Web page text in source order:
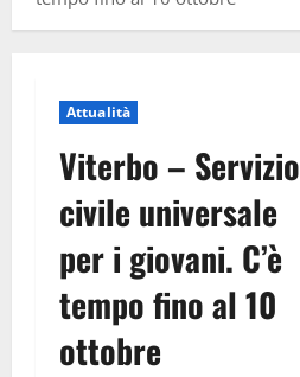
Attualità
Viterbo – Servizio
civile universale
per i giovani. C’è
tempo fino al 10
ottobre